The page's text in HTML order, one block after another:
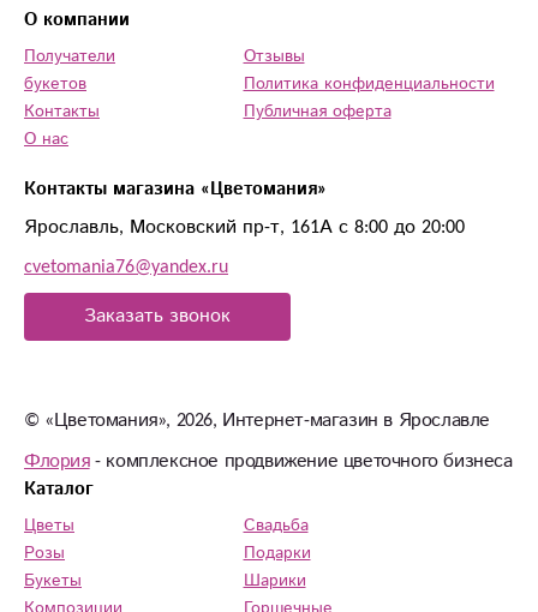
Контакты магазина «Цветомания»
Ярославль, Московский пр-т, 161А с 8:00 до 20:00
cvetomania76@yandex.ru
Заказать звонок
О компании
Получатели
букетов
Контакты
О нас
Отзывы
Политика конфиденциальности
Публичная оферта
© «Цветомания», 2026, Интернет-магазин в Ярославле
Флория- комплексное продвижение цветочного бизнеса
Каталог
Цветы
Розы
Букеты
Свадьба
Подарки
Шарики